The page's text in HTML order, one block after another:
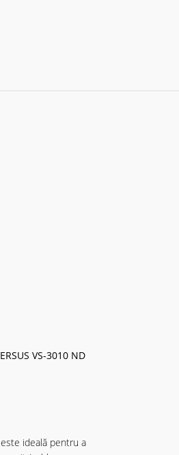
VS-3010 ND
ideală pentru a